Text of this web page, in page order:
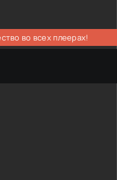
во всех плеерах!